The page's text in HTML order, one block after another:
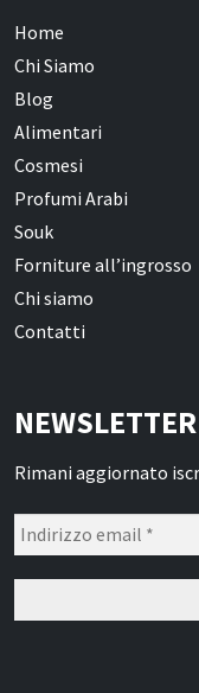
Home
Chi Siamo
Blog
Alimentari
Cosmesi
Profumi Arabi
Souk
Forniture all’ingrosso
Chi siamo
Contatti
NEWSLETTER
Rimani aggiornato